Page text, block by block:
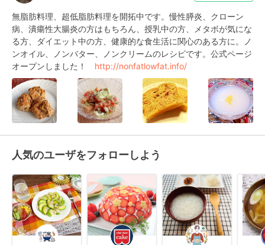
無脂肪料理、超低脂肪料理を開拓中です。慢性膵炎、クローン
病、潰瘍性大腸炎の方はもちろん、授乳中の方、メタボが気にな
る方、ダイエット中の方、健康的な食生活に関心のある方に。ノ
ンオイル、ノンバター、ノンクリームのレシピです。公式ページ
オープンしました！ http://nonfatlowfat.info/
人気のユーザをフォローしよう